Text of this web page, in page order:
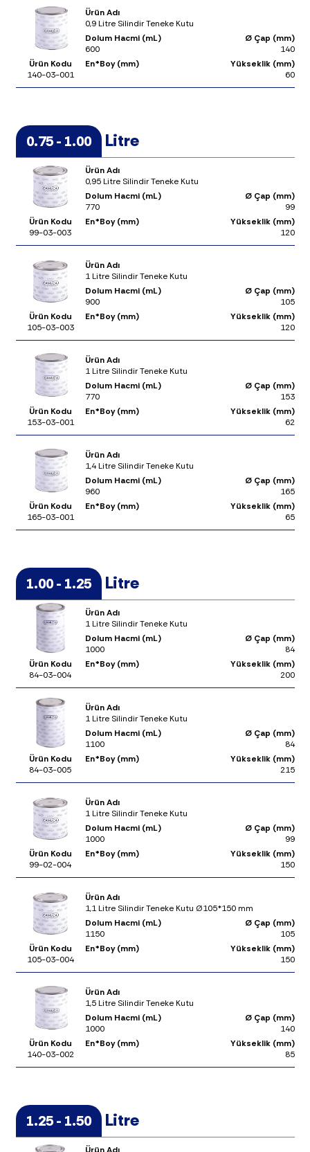
Ürün Adı
0,9 Litre Silindir Teneke Kutu
Dolum Hacmi (mL)
600
Ø Çap (mm)
140
Ürün Kodu
140-03-001
En*Boy (mm)
Yükseklik (mm)
60
0.75 - 1.00 Litre
Ürün Adı
0,95 Litre Silindir Teneke Kutu
Dolum Hacmi (mL)
770
Ø Çap (mm)
99
Ürün Kodu
99-03-003
En*Boy (mm)
Yükseklik (mm)
120
Ürün Adı
1 Litre Silindir Teneke Kutu
Dolum Hacmi (mL)
900
Ø Çap (mm)
105
Ürün Kodu
105-03-003
En*Boy (mm)
Yükseklik (mm)
120
Ürün Adı
1 Litre Silindir Teneke Kutu
Dolum Hacmi (mL)
770
Ø Çap (mm)
153
Ürün Kodu
153-03-001
En*Boy (mm)
Yükseklik (mm)
62
Ürün Adı
1,4 Litre Silindir Teneke Kutu
Dolum Hacmi (mL)
960
Ø Çap (mm)
165
Ürün Kodu
165-03-001
En*Boy (mm)
Yükseklik (mm)
65
1.00 - 1.25 Litre
Ürün Adı
1 Litre Silindir Teneke Kutu
Dolum Hacmi (mL)
1000
Ø Çap (mm)
84
Ürün Kodu
84-03-004
En*Boy (mm)
Yükseklik (mm)
200
Ürün Adı
1 Litre Silindir Teneke Kutu
Dolum Hacmi (mL)
1100
Ø Çap (mm)
84
Ürün Kodu
84-03-005
En*Boy (mm)
Yükseklik (mm)
215
Ürün Adı
1 Litre Silindir Teneke Kutu
Dolum Hacmi (mL)
1000
Ø Çap (mm)
99
Ürün Kodu
99-02-004
En*Boy (mm)
Yükseklik (mm)
150
Ürün Adı
1,1 Litre Silindir Teneke Kutu Ø105*150 mm
Dolum Hacmi (mL)
1150
Ø Çap (mm)
105
Ürün Kodu
105-03-004
En*Boy (mm)
Yükseklik (mm)
150
Ürün Adı
1,5 Litre Silindir Teneke Kutu
Dolum Hacmi (mL)
1000
Ø Çap (mm)
140
Ürün Kodu
140-03-002
En*Boy (mm)
Yükseklik (mm)
85
1.25 - 1.50 Litre